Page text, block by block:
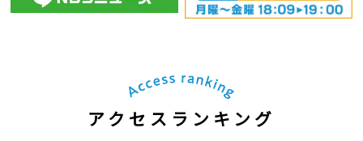
アクセスランキング